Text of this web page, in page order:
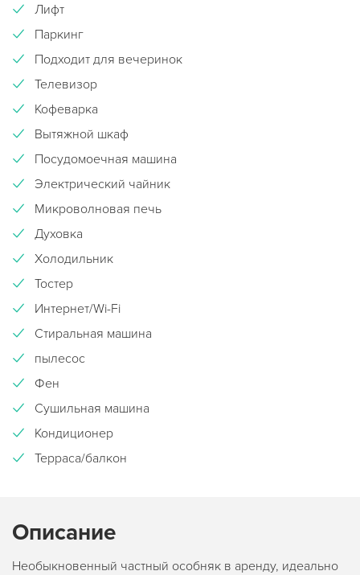
Лифт
Паркинг
Подходит для вечеринок
Телевизор
Кофеварка
Вытяжной шкаф
Посудомоечная машина
Электрический чайник
Микроволновая печь
Духовка
Холодильник
Тостер
Интернет/Wi-Fi
Стиральная машина
пылесос
Фен
Сушильная машина
Кондиционер
Терраса/балкон
Описание
Необыкновенный частный особняк в аренду, идеально